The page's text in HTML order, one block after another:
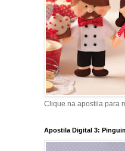
Clique na apostila para
Apostila Digital 3: